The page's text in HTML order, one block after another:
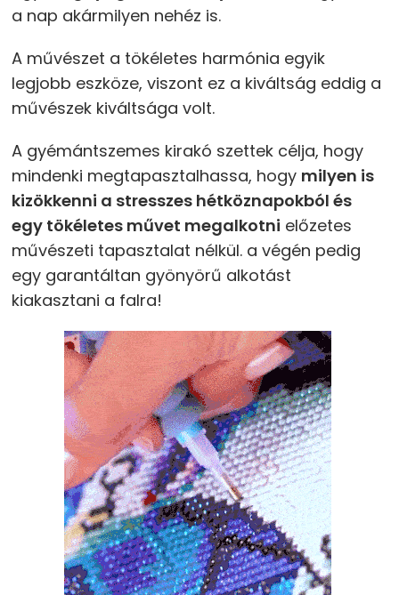
a nap akármilyen nehéz is.
A művészet a tökéletes harmónia egyik
legjobb eszköze, viszont ez a kiváltság eddig a
művészek kiváltsága volt.
A gyémántszemes kirakó szettek célja, hogy
mindenki megtapasztalhassa, hogy milyen is
kizökkenni a stresszes hétköznapokból és
egy tökéletes művet megalkotni előzetes
művészeti tapasztalat nélkül. a végén pedig
egy garantáltan gyönyörű alkotást
kiakasztani a falra!